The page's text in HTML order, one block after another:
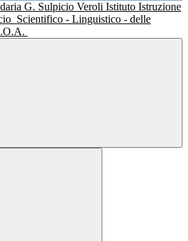
Istituto Istruzione
Scientifico - Linguistico - delle